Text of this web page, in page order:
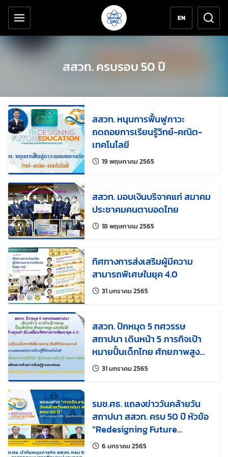
ข้ามไปยังเนื้อหาหลัก
เครื่องมือช่วยเหลือ
EN
สสวท. ครบรอบ 50 ปี
สสวท. หนุนการฟื้นฟูภาวะ
ถดถอยการเรียนรู้วิทย์-คณิต-
เทคโนโลยี
19 พฤษภาคม 2565แก้ไขล่าสุดเมื่อ:
สสวท. มอบเงินบริจาคแก่ สมาคม
ประชาคมคนตาบอดไทย
18 พฤษภาคม 2565แก้ไขล่าสุดเมื่อ:
ทิศทางการส่งเสริมผู้มีความ
สามารถพิเศษในยุค 4.0
31 มกราคม 2565แก้ไขล่าสุดเมื่อ:
สสวท. ปักหมุด 5 ทศวรรษ
สถาปนา เดินหน้า 5 ภารกิจเป้า
หมายปั้นเด็กไทย ศักยภาพสูง
แข่งขันได้ สร้างคุณค่า ขับเคลื่อน
31 มกราคม 2565แก้ไขล่าสุดเมื่อ:
รมช.ศธ. แถลงข่าววันคล้ายวัน
สถาปนา สสวท. ครบ 50 ปี หัวข้อ
“Redesigning Future
Education การออกแบบการ
6 มกราคม 2565แก้ไขล่าสุดเมื่อ: